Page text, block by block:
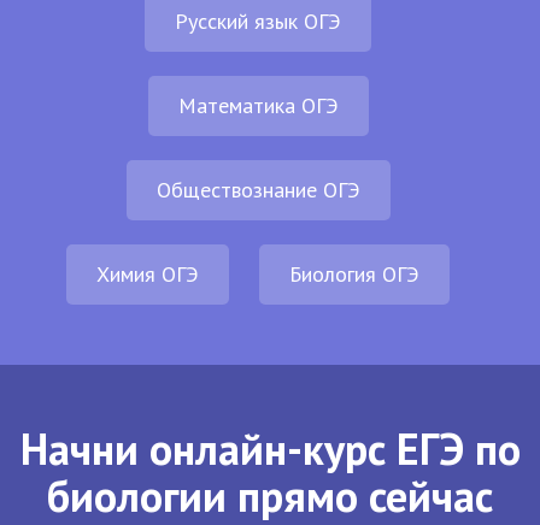
Русский язык ОГЭ
Математика ОГЭ
Обществознание ОГЭ
Химия ОГЭ Биология ОГЭ
Начни онлайн-курс ЕГЭ по
биологии прямо сейчас